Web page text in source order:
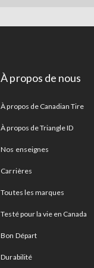
À propos de nous
À propos de Canadian Tire
À propos de Triangle ID
Nos enseignes
Carrières
Toutes les marques
Testé pour la vie en Canada
Bon Départ
Durabilité